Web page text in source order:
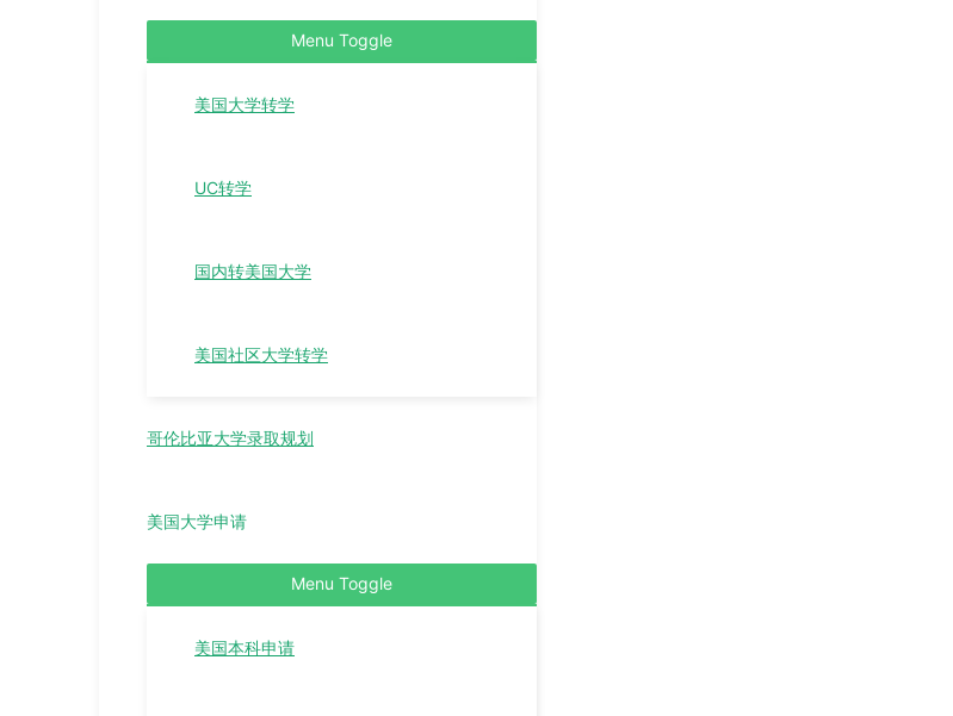
Menu Toggle
美国大学转学
UC转学
国内转美国大学
美国社区大学转学
哥伦比亚大学录取规划
美国大学申请
Menu Toggle
美国本科申请